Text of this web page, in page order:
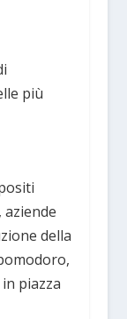
più
della
piazza